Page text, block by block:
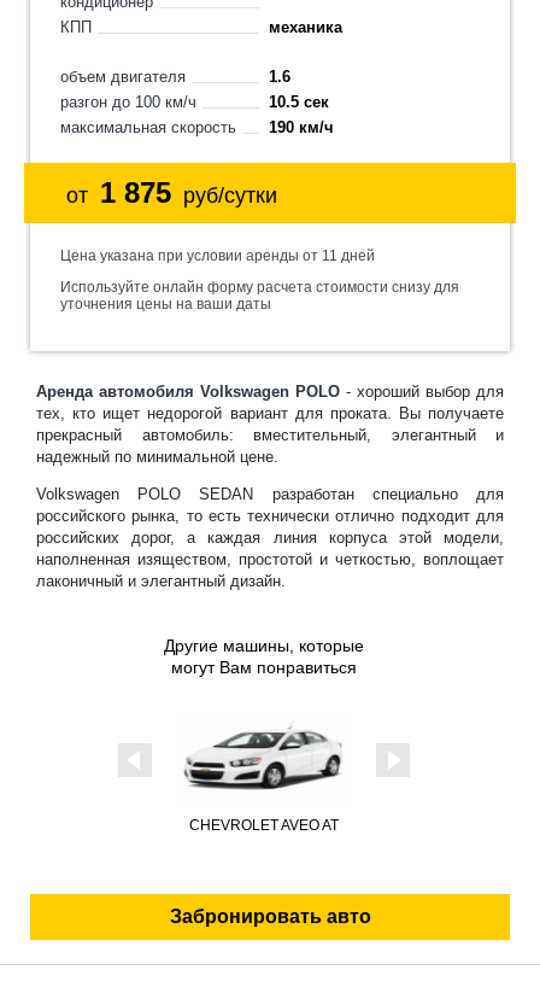
КПП
механика
объем двигателя
1.6
разгон до 100 км/ч
10.5 сек
максимальная скорость
190 км/ч
от 1 875 руб/сутки
Цена указана при условии аренды от 11 дней
Используйте онлайн форму расчета стоимости снизу для
уточнения цены на ваши даты
Аренда автомобиля Volkswagen POLO - хороший выбор для
тех, кто ищет недорогой вариант для проката. Вы получаете
прекрасный автомобиль: вместительный, элегантный и
надежный по минимальной цене.
Volkswagen POLO SEDAN разработан специально для
российского рынка, то есть технически отлично подходит для
российских дорог, а каждая линия корпуса этой модели,
наполненная изяществом, простотой и четкостью, воплощает
лаконичный и элегантный дизайн.
Другие машины, которые
могут Вам понравиться
CHEVROLET AVEO AT
Забронировать авто